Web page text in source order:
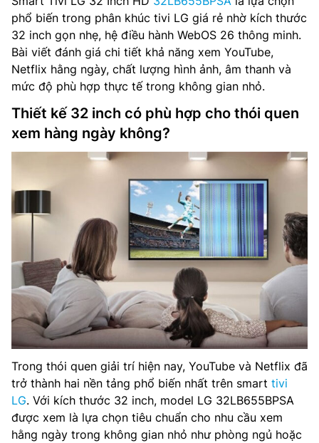
phổ biến trong phân khúc tivi LG giá rẻ nhờ kích thước
32 inch gọn nhẹ, hệ điều hành WebOS 26 thông minh.
Bài viết đánh giá chi tiết khả năng xem YouTube,
Netflix hằng ngày, chất lượng hình ảnh, âm thanh và
mức độ phù hợp thực tế trong không gian nhỏ.
Thiết kế 32 inch có phù hợp cho thói quen
xem hàng ngày không?
Trong thói quen giải trí hiện nay, YouTube và Netflix đã
trở thành hai nền tảng phổ biến nhất trên smart tivi
LG. Với kích thước 32 inch, model LG 32LB655BPSA
được xem là lựa chọn tiêu chuẩn cho nhu cầu xem
hằng ngày trong không gian nhỏ như phòng ngủ hoặc